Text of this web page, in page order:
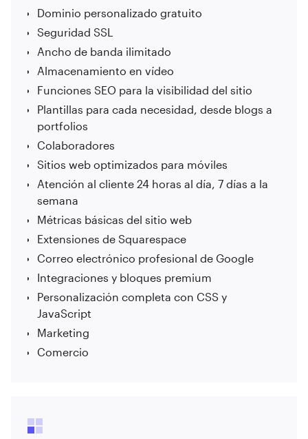
Dominio personalizado gratuito
Seguridad SSL
Ancho de banda ilimitado
Almacenamiento en vídeo
Funciones SEO para la visibilidad del sitio
Plantillas para cada necesidad, desde blogs a
portfolios
Colaboradores
Sitios web optimizados para móviles
Atención al cliente 24 horas al día, 7 días a la
semana
Métricas básicas del sitio web
Extensiones de Squarespace
Correo electrónico profesional de Google
Integraciones y bloques premium
Personalización completa con CSS y
JavaScript
Marketing
Comercio